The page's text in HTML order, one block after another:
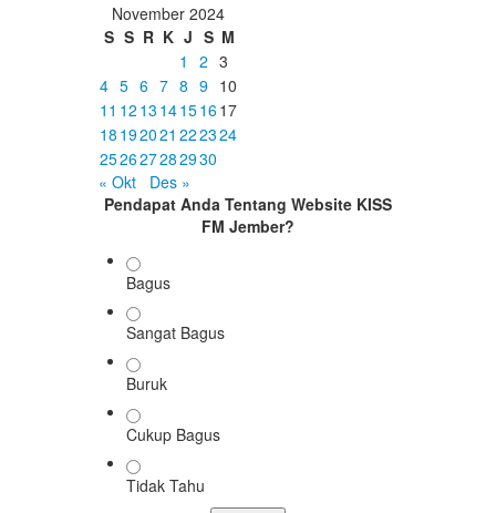
November 2024
S S R K J S M
1
2 3
4 5 6 7 8 9 10
11 12 13 14151617
18 192021 222324
252627282930
« Okt
Des »
Pendapat Anda Tentang Website KISS
FM Jember?
Bagus
Sangat Bagus
Buruk
Cukup Bagus
Tidak Tahu